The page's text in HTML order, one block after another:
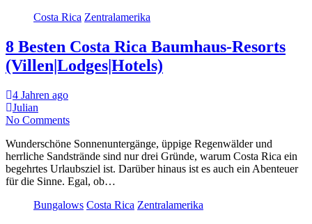
Costa Rica Zentralamerika
8 Besten Costa Rica Baumhaus-Resorts
(Villen|Lodges|Hotels)
4 Jahren ago
Julian
No Comments
Wunderschöne Sonnenuntergänge, üppige Regenwälder und
herrliche Sandstrände sind nur drei Gründe, warum Costa Rica ein
begehrtes Urlaubsziel ist. Darüber hinaus ist es auch ein Abenteuer
für die Sinne. Egal, ob…
Bungalows Costa Rica Zentralamerika